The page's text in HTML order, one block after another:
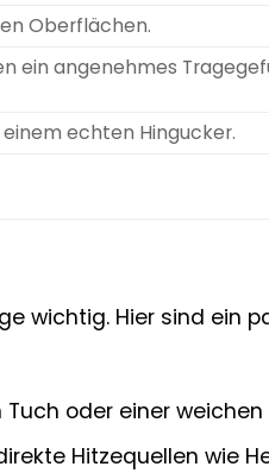
Oberflächen.
ein angenehmes
echten Hingucker.
wichtig. Hier sind ein
oder einer weichen
Hitzequellen wie